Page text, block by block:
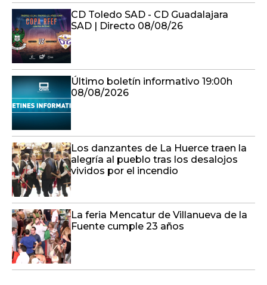
CD Toledo SAD - CD Guadalajara
SAD | Directo 08/08/26
Último boletín informativo 19:00h
08/08/2026
Los danzantes de La Huerce traen la
alegría al pueblo tras los desalojos
vividos por el incendio
La feria Mencatur de Villanueva de la
Fuente cumple 23 años